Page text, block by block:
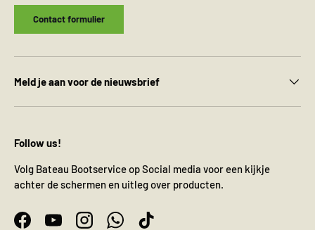
Contact formulier
Meld je aan voor de nieuwsbrief
Follow us!
Volg Bateau Bootservice op Social media voor een kijkje
achter de schermen en uitleg over producten.
FacebookYouTubeInstagramWhatsAppTikTok